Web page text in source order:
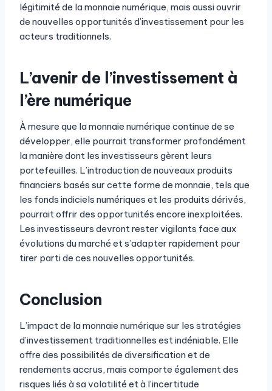
légitimité de la monnaie numérique, mais aussi ouvrir
de nouvelles opportunités d’investissement pour les
acteurs traditionnels.
L’avenir de l’investissement à
l’ère numérique
À mesure que la monnaie numérique continue de se
développer, elle pourrait transformer profondément
la manière dont les investisseurs gèrent leurs
portefeuilles. L’introduction de nouveaux produits
financiers basés sur cette forme de monnaie, tels que
les fonds indiciels numériques et les produits dérivés,
pourrait offrir des opportunités encore inexploitées.
Les investisseurs devront rester vigilants face aux
évolutions du marché et s’adapter rapidement pour
tirer parti de ces nouvelles opportunités.
Conclusion
L’impact de la monnaie numérique sur les stratégies
d’investissement traditionnelles est indéniable. Elle
offre des possibilités de diversification et de
rendements accrus, mais comporte également des
risques liés à sa volatilité et à l’incertitude